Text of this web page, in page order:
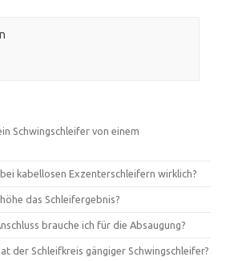
Schwingschleifer von einem
kabellosen Exzenterschleifern wirklich?
das Schleifergebnis?
brauche ich für die Absaugung?
der Schleifkreis gängiger Schwingschleifer?